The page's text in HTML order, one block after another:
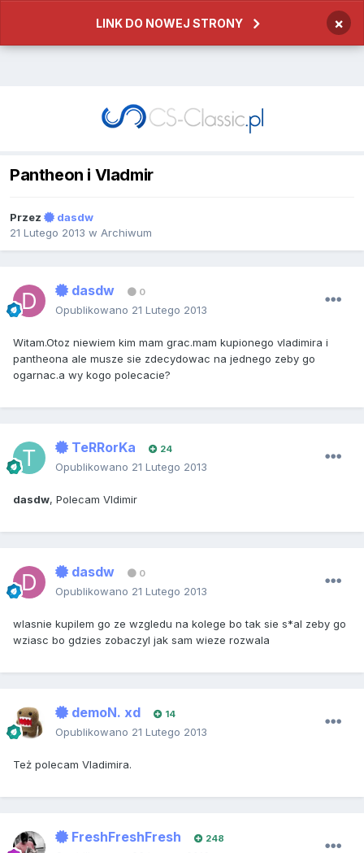
LINK DO NOWEJ STRONY ×
Pantheon i Vladmir
Przez
dasdw
21 Lutego 2013 w Archiwum
dasdw 0
Opublikowano 21 Lutego 2013
Witam.Otoz niewiem kim mam grac.mam kupionego vladimira i
pantheona ale musze sie zdecydowac na jednego zeby go
ogarnac.a wy kogo polecacie?
TeRRorKa 24
Opublikowano 21 Lutego 2013
dasdw, Polecam Vldimir
dasdw 0
Opublikowano 21 Lutego 2013
wlasnie kupilem go ze wzgledu na kolege bo tak sie s*al zeby go
wziasc bo gdzies zobaczyl jak sam wieze rozwala
demoN. xd 14
Opublikowano 21 Lutego 2013
Też polecam Vladimira.
FreshFreshFresh 248